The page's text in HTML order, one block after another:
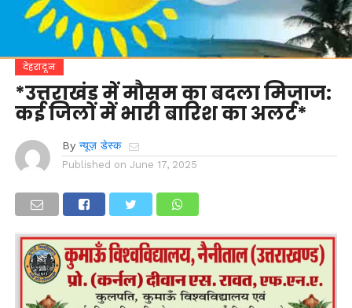
देहरादून
*उत्तराखंड में मौसम का बदला मिजाज:
कई जिलों में भारी बारिश का अलर्ट*
By न्यूज़ डेस्क
Published on June 17, 2025